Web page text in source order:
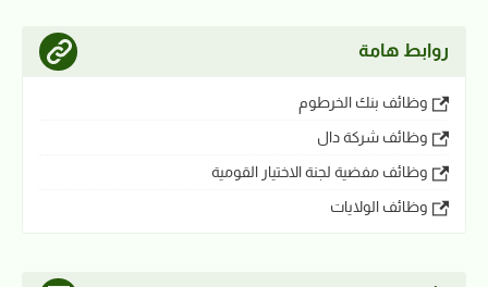
روابط هامة
وظائف بنك الخرطوم
وظائف شركة دال
وظائف مفضية لجنة الاختيار القومية
وظائف الولايات